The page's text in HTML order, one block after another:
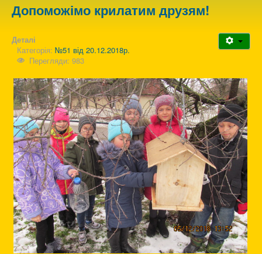
Зворотній зв'язок
Допоможімо крилатим друзям!
Деталі
Категорія: №51 від 20.12.2018р.
Перегляди: 983